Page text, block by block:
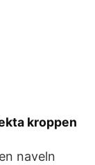
kroppen
naveln